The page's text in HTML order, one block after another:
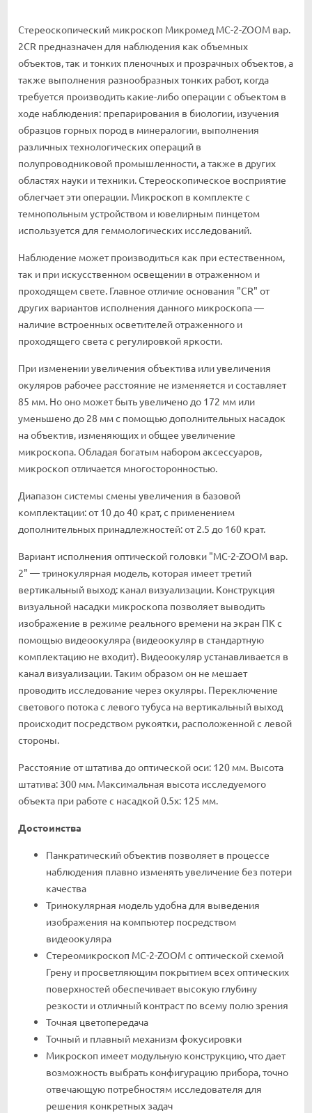
Стереоскопический микроскоп Микромед МС-2-ZOOM вар.
2CR предназначен для наблюдения как объемных
объектов, так и тонких пленочных и прозрачных объектов, а
также выполнения разнообразных тонких работ, когда
требуется производить какие-либо операции с объектом в
ходе наблюдения: препарирования в биологии, изучения
образцов горных пород в минералогии, выполнения
различных технологических операций в
полупроводниковой промышленности, а также в других
областях науки и техники. Стереоскопическое восприятие
облегчает эти операции. Микроскоп в комплекте с
темнопольным устройством и ювелирным пинцетом
используется для геммологических исследований.
Наблюдение может производиться как при естественном,
так и при искусственном освещении в отраженном и
проходящем свете. Главное отличие основания "CR" от
других вариантов исполнения данного микроскопа —
наличие встроенных осветителей отраженного и
проходящего света с регулировкой яркости.
При изменении увеличения объектива или увеличения
окуляров рабочее расстояние не изменяется и составляет
85 мм. Но оно может быть увеличено до 172 мм или
уменьшено до 28 мм с помощью дополнительных насадок
на объектив, изменяющих и общее увеличение
микроскопа. Обладая богатым набором аксессуаров,
микроскоп отличается многосторонностью.
Диапазон системы смены увеличения в базовой
комплектации: от 10 до 40 крат, с применением
дополнительных принадлежностей: от 2.5 до 160 крат.
Вариант исполнения оптической головки "МС-2-ZOOM вар.
2" — тринокулярная модель, которая имеет третий
вертикальный выход: канал визуализации. Конструкция
визуальной насадки микроскопа позволяет выводить
изображение в режиме реального времени на экран ПК с
помощью видеоокуляра (видеоокуляр в стандартную
комплектацию не входит). Видеоокуляр устанавливается в
канал визуализации. Таким образом он не мешает
проводить исследование через окуляры. Переключение
светового потока с левого тубуса на вертикальный выход
происходит посредством рукоятки, расположенной с левой
стороны.
Расстояние от штатива до оптической оси: 120 мм. Высота
штатива: 300 мм. Максимальная высота исследуемого
объекта при работе с насадкой 0.5x: 125 мм.
Достоинства
Панкратический объектив позволяет в процессе
наблюдения плавно изменять увеличение без потери
качества
Тринокулярная модель удобна для выведения
изображения на компьютер посредством
видеоокуляра
Стереомикроскоп МС-2-ZOOM с оптической схемой
Грену и просветляющим покрытием всех оптических
поверхностей обеспечивает высокую глубину
резкости и отличный контраст по всему полю зрения
Точная цветопередача
Точный и плавный механизм фокусировки
Микроскоп имеет модульную конструкцию, что дает
возможность выбрать конфигурацию прибора, точно
отвечающую потребностям исследователя для
решения конкретных задач